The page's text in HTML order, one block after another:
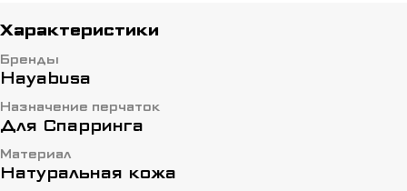
Характеристики
Бренды
Hayabusa
Назначение перчаток
Для Спарринга
Материал
Натуральная кожа